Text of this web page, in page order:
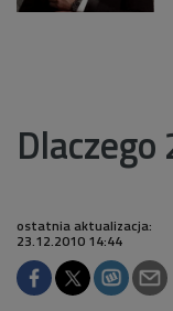
ostatnia aktualizacja:
23.12.2010 14:44